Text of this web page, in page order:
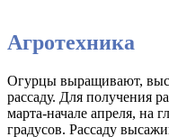
Агротехника
Огурцы выращивают,
рассаду. Для получения
марта-начале апреля, на
градусов. Рассаду